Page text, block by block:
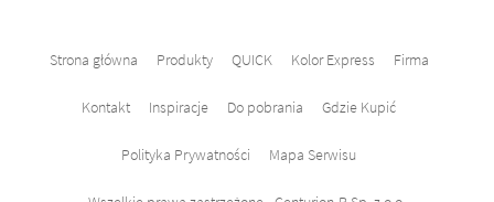
Strona główna Produkty QUICK Kolor Express Firma
Kontakt Inspiracje Do pobrania Gdzie Kupić
Polityka Prywatności Mapa Serwisu